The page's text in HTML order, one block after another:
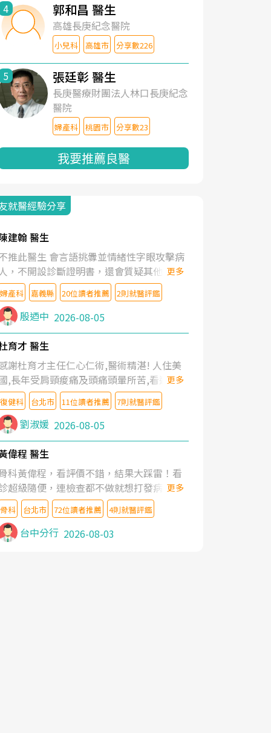
4 郭和昌 醫生
高雄長庚紀念醫院
小兒科 高雄市 分享數226
5 張廷彰 醫生
長庚醫療財團法人林口長庚紀念
醫院
婦產科 桃園市 分享數23
我要推薦良醫
就醫經驗分享
建翰 醫生
推此醫生 會言語挑釁並情緒性字眼攻擊病
，不開設診斷證明書，還會質疑其他醫生
判斷！
更多
婦產科 嘉義縣 20位讀者推薦 2則就醫評鑑
殷迺中 2026-08-05
育才 醫生
謝杜育才主任仁心仁術,醫術精湛! 人住美
,長年受肩頸痠痛及頭痛頭暈所苦,看遍名醫
授,做了各種檢查,也嘗試過西醫打針,中醫
灸及物理徒手治療都沒有用,後來連吃到嗎
類止痛藥都效果有限,只是壓症狀,沒多久就
起來,多年失眠嚴重影響生活品質. 台灣親
介紹忠孝醫院杜育才主任是頸頭症候群專
,上網搜尋杜主任相關文章新聞跟網路評價
後,下定決心飛回台北找杜醫師診治. 杜主
的乾針跟增生治療真的很厲害,第一次乾針
覺得整個肩頸鬆開,回家特別好睡,經過幾次
療,長年頑疾已經好了大半,杜主任除了打針
厲害,還會一直交代要改善姿勢跟好好做運
更多
復健科 台北市 11位讀者推薦 7則就醫評鑑
劉淑媛 2026-08-05
偉程 醫生
科黃偉程，看評價不錯，結果大踩雷！看
超級隨便，連檢查都不做就想打發病人，
好大的官威 ... 想詢問病情還被陰陽怪氣嘲
一番。可能好評帶來的大頭症，變得自負
尊重病人。醫術也不行，畢竟連檢查都懶
做，治療會有用才怪。大家避雷吧！
更多
骨科 台北市 72位讀者推薦 4則就醫評鑑
台中分行 2026-08-03